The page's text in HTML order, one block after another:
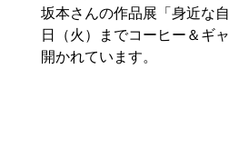
坂本さんの作品展「身近な
日（火）までコーヒー＆ギ
開かれています。